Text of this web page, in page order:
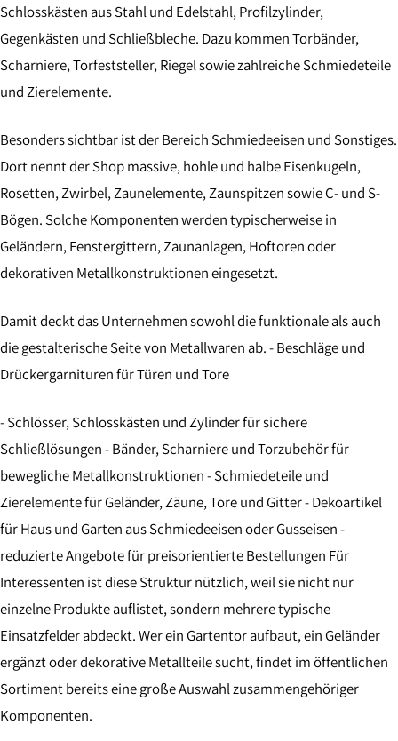
Schlosskästen aus Stahl und Edelstahl, Profilzylinder,
Gegenkästen und Schließbleche. Dazu kommen Torbänder,
Scharniere, Torfeststeller, Riegel sowie zahlreiche Schmiedeteile
und Zierelemente.
Besonders sichtbar ist der Bereich Schmiedeeisen und Sonstiges.
Dort nennt der Shop massive, hohle und halbe Eisenkugeln,
Rosetten, Zwirbel, Zaunelemente, Zaunspitzen sowie C- und S-
Bögen. Solche Komponenten werden typischerweise in
Geländern, Fenstergittern, Zaunanlagen, Hoftoren oder
dekorativen Metallkonstruktionen eingesetzt.
Damit deckt das Unternehmen sowohl die funktionale als auch
die gestalterische Seite von Metallwaren ab. - Beschläge und
Drückergarnituren für Türen und Tore
- Schlösser, Schlosskästen und Zylinder für sichere
Schließlösungen - Bänder, Scharniere und Torzubehör für
bewegliche Metallkonstruktionen - Schmiedeteile und
Zierelemente für Geländer, Zäune, Tore und Gitter - Dekoartikel
für Haus und Garten aus Schmiedeeisen oder Gusseisen -
reduzierte Angebote für preisorientierte Bestellungen Für
Interessenten ist diese Struktur nützlich, weil sie nicht nur
einzelne Produkte auflistet, sondern mehrere typische
Einsatzfelder abdeckt. Wer ein Gartentor aufbaut, ein Geländer
ergänzt oder dekorative Metallteile sucht, findet im öffentlichen
Sortiment bereits eine große Auswahl zusammengehöriger
Komponenten.